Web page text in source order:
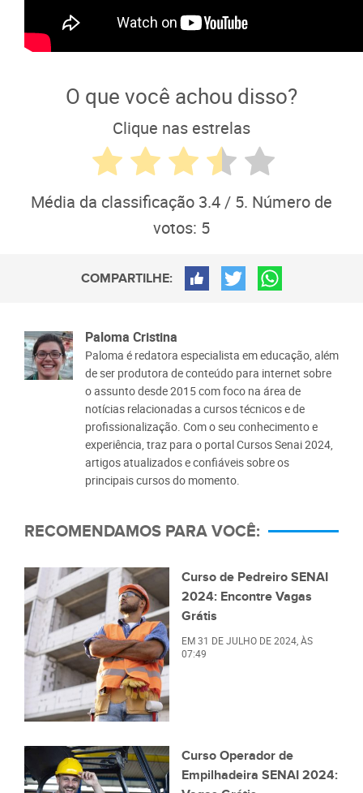
O que você achou disso?
Clique nas estrelas
Média da classificação 3.4 / 5. Número de
votos: 5
COMPARTILHE:
Paloma Cristina
Paloma é redatora especialista em educação, além
de ser produtora de conteúdo para internet sobre
o assunto desde 2015 com foco na área de
notícias relacionadas a cursos técnicos e de
profissionalização. Com o seu conhecimento e
experiência, traz para o portal Cursos Senai 2024,
artigos atualizados e confiáveis sobre os
principais cursos do momento.
RECOMENDAMOS PARA VOCÊ:
Curso de Pedreiro SENAI
2024: Encontre Vagas
Grátis
EM31 DE JULHO DE 2024 , ÀS
07:49
Curso Operador de
Empilhadeira SENAI 2024: